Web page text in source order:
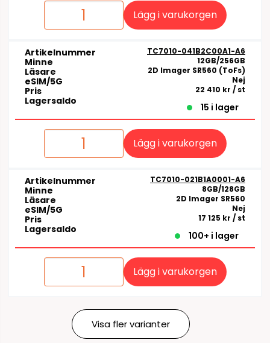
Lägg i varukorgen
Artikelnummer TC7010-041B2C00A1-A6
Minne 12GB/256GB
Läsare 2D Imager SR560 (ToFs)
eSIM/5G Nej
Pris 22 410 kr / st
Lagersaldo
15 i lager
Lägg i varukorgen
Artikelnummer TC7010-021B1A0001-A6
Minne 8GB/128GB
Läsare 2D Imager SR560
eSIM/5G Nej
Pris 17 125 kr / st
Lagersaldo
100+ i lager
Lägg i varukorgen
Visa fler varianter